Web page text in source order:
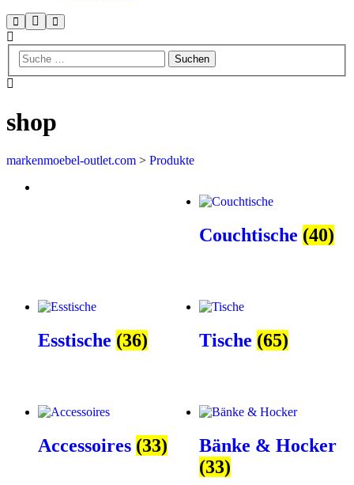
shop
markenmoebel-outlet.com > Produkte
Couchtische (40)
Esstische (36) Tische (65)
Accessoires (33)
Bänke & Hocker
(33)